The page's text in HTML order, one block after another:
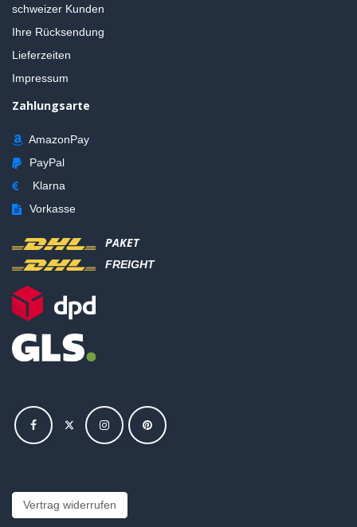
schweizer Kunden
Ihre Rücksendung
Lieferzeiten
Impressum
Zahlungsarte
AmazonPay
PayPal
Klarna
Vorkasse
PAKET
FREIGHT
Vertrag widerrufen